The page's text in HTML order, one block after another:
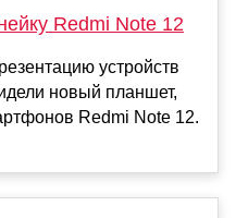
Redmi Note 12
устройств
новый планшет,
Redmi Note 12.